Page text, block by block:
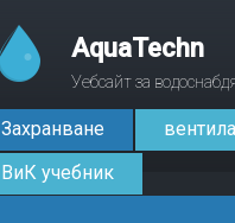
AquaTechn
Уебсайт за
Захранване
ВиК учебник